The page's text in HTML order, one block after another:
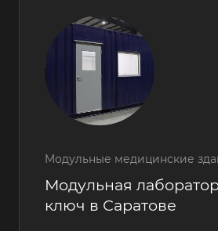
Модульные медицинские
Модульная
ключ в Саратове